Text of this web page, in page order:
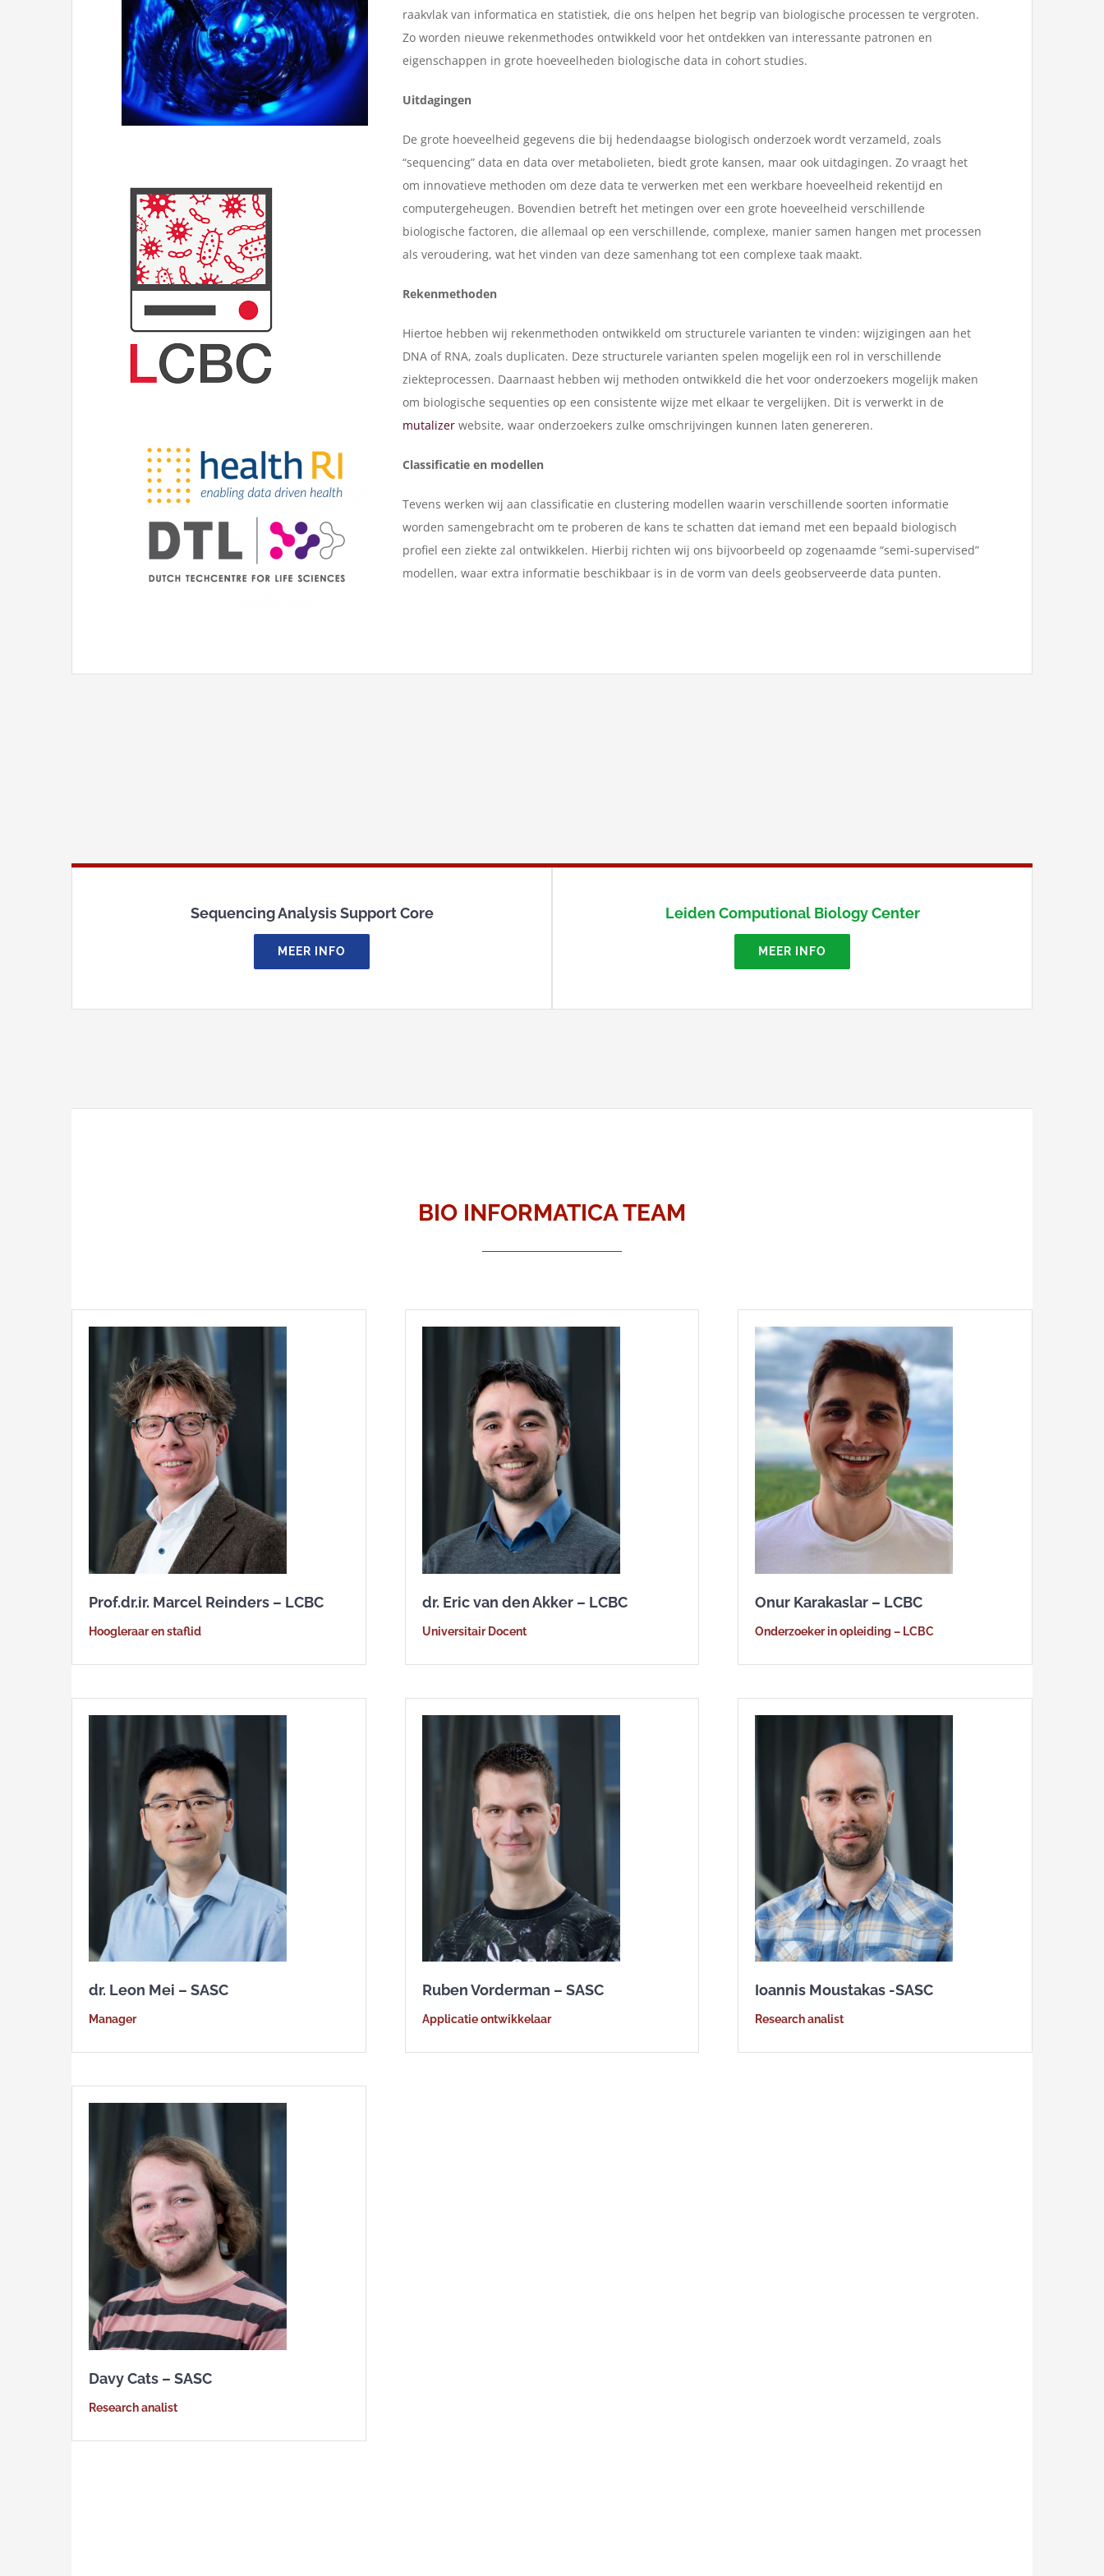
raakvlak van informatica en statistiek, die ons helpen het begrip van biologische processen te vergroten.
Zo worden nieuwe rekenmethodes ontwikkeld voor het ontdekken van interessante patronen en
eigenschappen in grote hoeveelheden biologische data in cohort studies.
Uitdagingen
De grote hoeveelheid gegevens die bij hedendaagse biologisch onderzoek wordt verzameld, zoals
“sequencing” data en data over metabolieten, biedt grote kansen, maar ook uitdagingen. Zo vraagt het
om innovatieve methoden om deze data te verwerken met een werkbare hoeveelheid rekentijd en
computergeheugen. Bovendien betreft het metingen over een grote hoeveelheid verschillende
biologische factoren, die allemaal op een verschillende, complexe, manier samen hangen met processen
als veroudering, wat het vinden van deze samenhang tot een complexe taak maakt.
Rekenmethoden
Hiertoe hebben wij rekenmethoden ontwikkeld om structurele varianten te vinden: wijzigingen aan het
DNA of RNA, zoals duplicaten. Deze structurele varianten spelen mogelijk een rol in verschillende
ziekteprocessen. Daarnaast hebben wij methoden ontwikkeld die het voor onderzoekers mogelijk maken
om biologische sequenties op een consistente wijze met elkaar te vergelijken. Dit is verwerkt in de
mutalizer website, waar onderzoekers zulke omschrijvingen kunnen laten genereren.
Classificatie en modellen
Tevens werken wij aan classificatie en clustering modellen waarin verschillende soorten informatie
worden samengebracht om te proberen de kans te schatten dat iemand met een bepaald biologisch
profiel een ziekte zal ontwikkelen. Hierbij richten wij ons bijvoorbeeld op zogenaamde “semi-supervised”
modellen, waar extra informatie beschikbaar is in de vorm van deels geobserveerde data punten.
Sequencing Analysis Support Core
MEER INFO
Leiden Computional Biology Center
MEER INFO
BIO INFORMATICA TEAM
Prof.dr.ir. Marcel Reinders – LCBC
Hoogleraar en staflid
dr. Eric van den Akker – LCBC
Universitair Docent
Onur Karakaslar – LCBC
Onderzoeker in opleiding – LCBC
dr. Leon Mei – SASC
Manager
Ruben Vorderman – SASC
Applicatie ontwikkelaar
Ioannis Moustakas -SASC
Research analist
Davy Cats – SASC
Research analist